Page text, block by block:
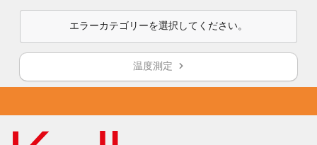
エラーカテゴリーを選択してください。
温度測定